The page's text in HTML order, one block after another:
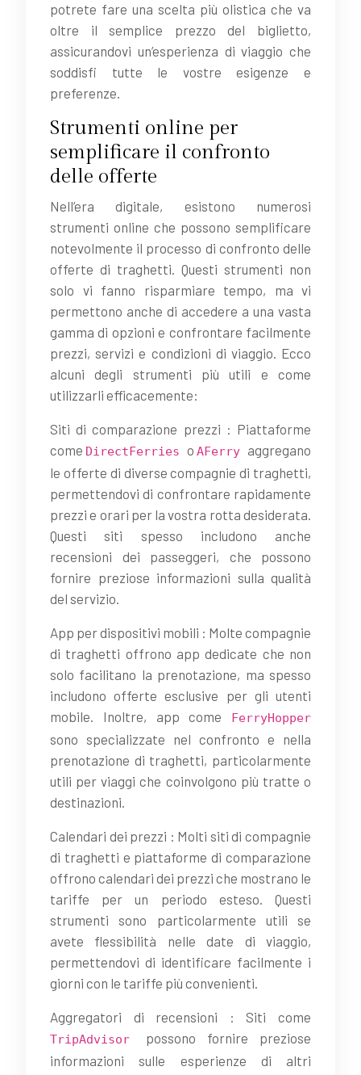
potrete fare una scelta più olistica che va
oltre il semplice prezzo del biglietto,
assicurandovi un’esperienza di viaggio che
soddisfi tutte le vostre esigenze e
preferenze.
Strumenti online per
semplificare il confronto
delle offerte
Nell’era digitale, esistono numerosi
strumenti online che possono semplificare
notevolmente il processo di confronto delle
offerte di traghetti. Questi strumenti non
solo vi fanno risparmiare tempo, ma vi
permettono anche di accedere a una vasta
gamma di opzioni e confrontare facilmente
prezzi, servizi e condizioni di viaggio. Ecco
alcuni degli strumenti più utili e come
utilizzarli efficacemente:
Siti di comparazione prezzi : Piattaforme
come DirectFerries o AFerry aggregano
le offerte di diverse compagnie di traghetti,
permettendovi di confrontare rapidamente
prezzi e orari per la vostra rotta desiderata.
Questi siti spesso includono anche
recensioni dei passeggeri, che possono
fornire preziose informazioni sulla qualità
del servizio.
App per dispositivi mobili : Molte compagnie
di traghetti offrono app dedicate che non
solo facilitano la prenotazione, ma spesso
includono offerte esclusive per gli utenti
mobile. Inoltre, app come
FerryHopper
sono specializzate nel confronto e nella
prenotazione di traghetti, particolarmente
utili per viaggi che coinvolgono più tratte o
destinazioni.
Calendari dei prezzi : Molti siti di compagnie
di traghetti e piattaforme di comparazione
offrono calendari dei prezzi che mostrano le
tariffe per un periodo esteso. Questi
strumenti sono particolarmente utili se
avete flessibilità nelle date di viaggio,
permettendovi di identificare facilmente i
giorni con le tariffe più convenienti.
Aggregatori di recensioni : Siti come
TripAdvisor possono fornire preziose
informazioni sulle esperienze di altri